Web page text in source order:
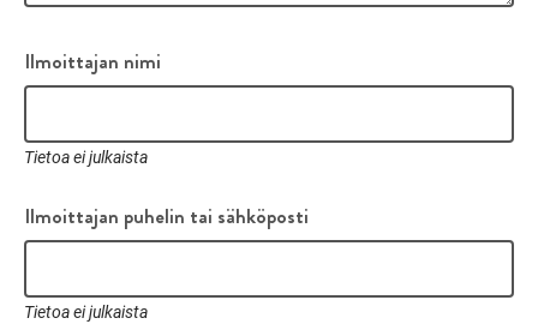
Ilmoittajan nimi
Tietoa ei julkaista
Ilmoittajan puhelin tai sähköposti
Tietoa ei julkaista